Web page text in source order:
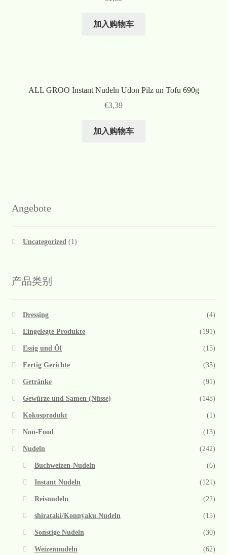
加入购物车
ALL GROO Instant Nudeln Udon Pilz un Tofu 690g
€3,39
加入购物车
Angebote
Uncategorized (1)
产品类别
Dressing (4)
Eingelegte Produkte (191)
Essig und Öl (15)
Fertig Gerichte (35)
Getränke (91)
Gewürze und Samen (Nüsse) (148)
Kokosprodukt (1)
Non-Food (13)
Nudeln (242)
Buchweizen-Nudeln (6)
Instant Nudeln (121)
Reisnudeln (22)
shirataki/Konnyaku Nudeln (15)
Sonstige Nudeln (30)
Weizennudeln (62)